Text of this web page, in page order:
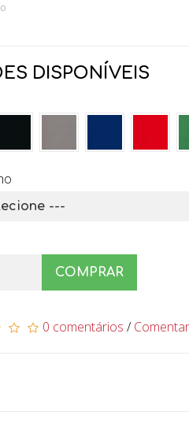
DISPONÍVEIS
COMPRAR
0 comentários /Comentar